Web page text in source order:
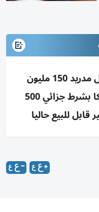
أتلتيكو يسخر من عرض ريال مدريد 150 مليون
لضم ألفاريز ويرفضه متمسكا بشرط جزائي 500
للبيع حاليا